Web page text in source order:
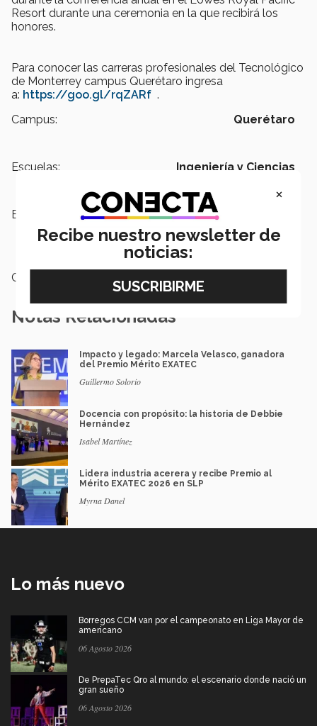
Resort durante una ceremonia en la que recibirá los
honores.
Para conocer las carreras profesionales del Tecnológico
de Monterrey campus Querétaro ingresa
a: https://goo.gl/rqZARf .
Campus:
Querétaro
Escuelas: Ingeniería y Ciencias
Etiquetas:
Escuela de Ingeniería y Ciencias,
Orgullo Tec,
Vinculación y
Prestigio
Categoría:
Notas Relacionadas
Impacto y legado: Marcela Velasco, ganadora
del Premio Mérito EXATEC
Guillermo Solorio
Docencia con propósito: la historia de Debbie
Hernández
Isabel Martínez
Lidera industria acerera y recibe Premio al
Mérito EXATEC 2026 en SLP
Myrna Danel
Lo más nuevo
Borregos CCM van por el campeonato en Liga Mayor de
americano
06 Agosto 2026
De PrepaTec Qro al mundo: el escenario donde nació un
gran sueño
06 Agosto 2026
×
Recibe nuestro newsletter de
noticias: